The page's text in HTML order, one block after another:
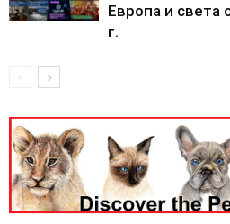
Европа и света
г.